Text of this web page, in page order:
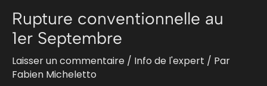
Rupture conventionnelle au
1er Septembre
Laisser un commentaire / Info de l'expert / Par
Fabien Micheletto